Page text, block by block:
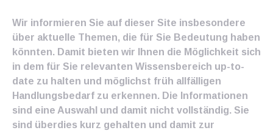
Wir informieren Sie auf dieser Site insbesondere
über aktuelle Themen, die für Sie Bedeutung haben
könnten. Damit bieten wir Ihnen die Möglichkeit sich
in dem für Sie relevanten Wissensbereich up-to-
date zu halten und möglichst früh allfälligen
Handlungsbedarf zu erkennen. Die Informationen
sind eine Auswahl und damit nicht vollständig. Sie
sind überdies kurz gehalten und damit zur